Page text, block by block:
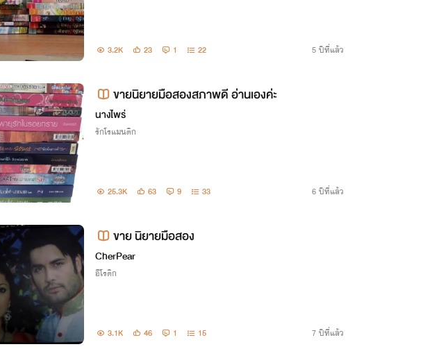
3.2K 23 1 22 5 ปีที่แล้ว
ขายนิยายมือสองสภาพดี อ่านเองค่ะ
นางไพร่
รักโรแมนติก
25.3K 63 9 33 6 ปีที่แล้ว
ขาย นิยายมือสอง
CherPear
อีโรติก
3.1K 46 1 15 7 ปีที่แล้ว